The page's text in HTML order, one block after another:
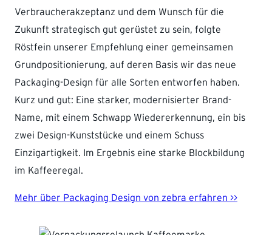
Verbraucherakzeptanz und dem Wunsch für die
Zukunft strategisch gut gerüstet zu sein, folgte
Röstfein unserer Empfehlung einer gemeinsamen
Grundpositionierung, auf deren Basis wir das neue
Packaging-Design für alle Sorten entworfen haben.
Kurz und gut: Eine starker, modernisierter Brand-
Name, mit einem Schwapp Wiedererkennung, ein bis
zwei Design-Kunststücke und einem Schuss
Einzigartigkeit. Im Ergebnis eine starke Blockbildung
im Kaffeeregal.
Mehr über Packaging Design von zebra erfahren >>